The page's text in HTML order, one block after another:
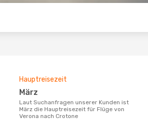
Hauptreisezeit
März
Laut Suchanfragen unserer Kunden ist
März die Hauptreisezeit für Flüge von
Verona nach Crotone